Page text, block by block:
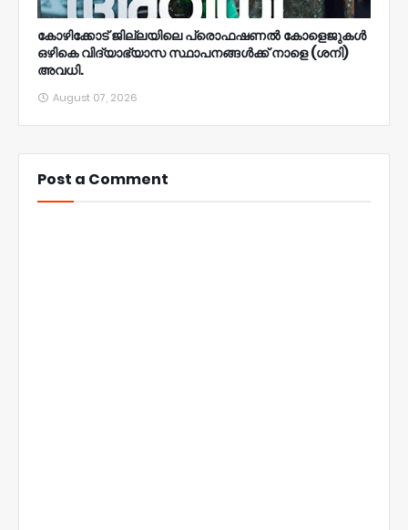
കോഴിക്കോട് ജില്ലയിലെ പ്രൊഫഷണൽ കോളെജുകൾ
ഒഴികെ വിദ്യാഭ്യാസ സ്ഥാപനങ്ങൾക്ക് നാളെ (ശനി)
അവധി.
August 07, 2026
Post a Comment